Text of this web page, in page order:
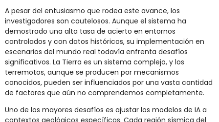
A pesar del entusiasmo que rodea este avance, los
investigadores son cautelosos. Aunque el sistema ha
demostrado una alta tasa de acierto en entornos
controlados y con datos históricos, su implementación en
escenarios del mundo real todavía enfrenta desafíos
significativos. La Tierra es un sistema complejo, y los
terremotos, aunque se producen por mecanismos
conocidos, pueden ser influenciados por una vasta cantidad
de factores que aún no comprendemos completamente.
Uno de los mayores desafíos es ajustar los modelos de IA a